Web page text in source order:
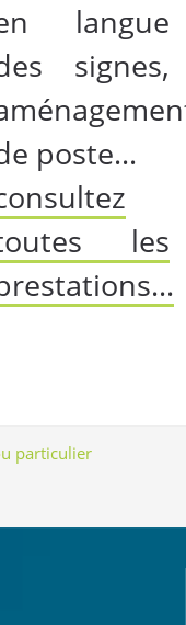
langue
signes,
poste...
les
particulier